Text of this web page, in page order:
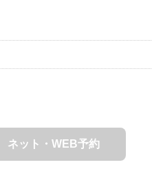
ネット・WEB予約